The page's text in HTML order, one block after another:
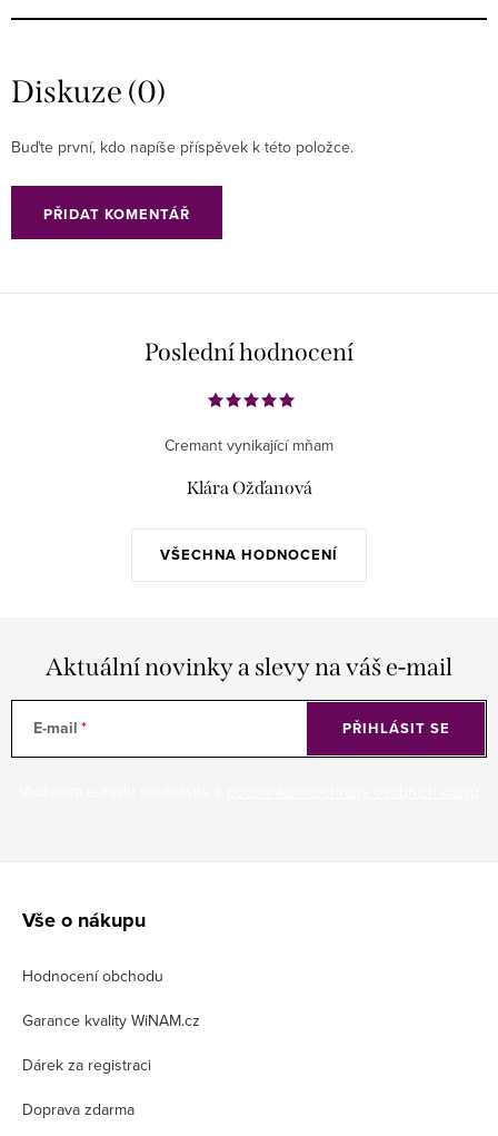
Diskuze (0)
Buďte první, kdo napíše příspěvek k této položce.
PŘIDAT KOMENTÁŘ
Poslední hodnocení
VŠECHNA HODNOCENÍ
Cremant vynikající mňam
Klára Ožďanová
Aktuální novinky a slevy na váš e-mail
E-mail PŘIHLÁSIT SE
Vše o nákupu
Hodnocení obchodu
Garance kvality WiNAM.cz
Dárek za registraci
Doprava zdarma